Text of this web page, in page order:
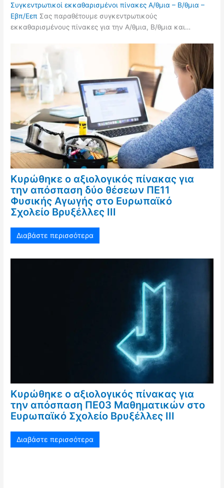
Συγκεντρωτικοί εκκαθαρισμένοι πίνακες Α/θμια – Β/θμια –
Εβπ/Εεπ Σας παραθέτουμε συγκεντρωτικούς
εκκαθαρισμένους πίνακες για την Α/θμια, Β/θμια και…
Κυρώθηκε ο αξιολογικός πίνακας για
την απόσπαση δύο θέσεων ΠΕ11
Φυσικής Αγωγής στο Ευρωπαϊκό
Σχολείο Βρυξέλλες ΙΙΙ
Διαβάστε περισσότερα
Κυρώθηκε ο αξιολογικός πίνακας για
την απόσπαση ΠΕ03 Μαθηματικών στο
Ευρωπαϊκό Σχολείο Βρυξέλλες ΙΙΙ
Διαβάστε περισσότερα